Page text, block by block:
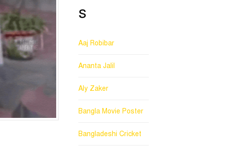
s
Aaj Robibar
Ananta Jalil
Aly Zaker
Bangla Movie Poster
Bangladeshi Cricket